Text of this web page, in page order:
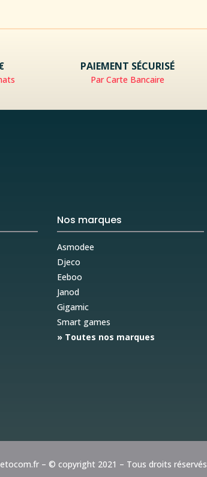
PAIEMENT SÉCURISÉ
Par Carte Bancaire
Nos marques
Asmodee
Djeco
Eeboo
Janod
Gigamic
Smart games
» Toutes nos marques
– © copyright 2021 – Tous droits réservés